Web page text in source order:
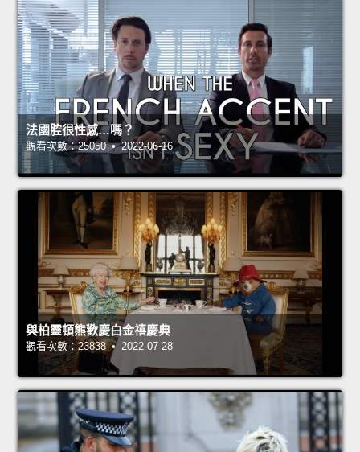
法國腔很性感…嗎？
觀看次數：25050 • 2022-06-16
與柏靈頓熊歡慶白金禧慶典
觀看次數：23838 • 2022-07-28